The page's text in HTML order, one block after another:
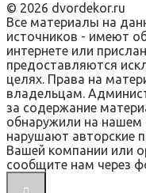
© 2026 dvordekor.ru
Все материалы на
источников - имеют
интернете или
предоставляются
целях. Права на
владельцам.
за содержание
обнаружили на нашем
нарушают авторские
Вашей компании или
сообщите нам через